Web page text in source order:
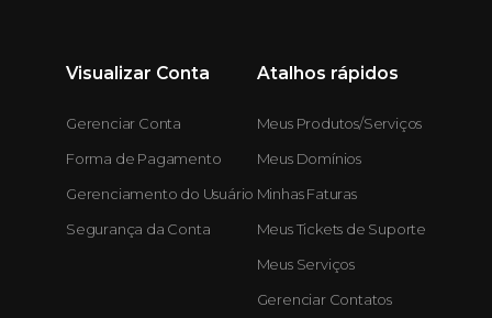
Visualizar Conta
Gerenciar Conta
Forma de Pagamento
Gerenciamento do Usuário
Segurança da Conta
Atalhos rápidos
Meus Produtos/Serviços
Meus Domínios
Minhas Faturas
Meus Tickets de Suporte
Meus Serviços
Gerenciar Contatos